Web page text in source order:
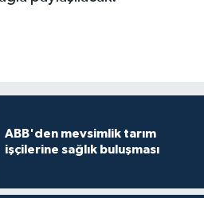
ABB'den mevsimlik tarım
işçilerine sağlık buluşması